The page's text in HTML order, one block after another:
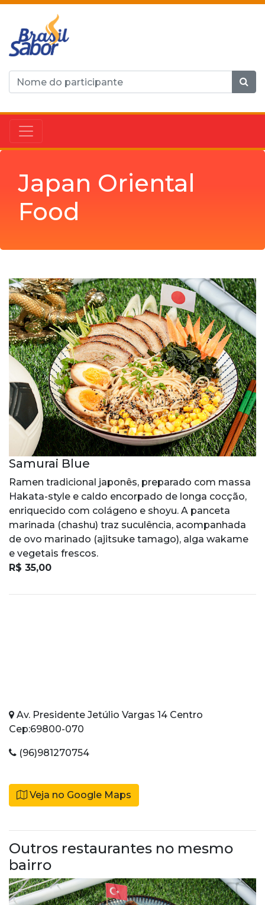
Japan Oriental
Food
Samurai Blue
Ramen tradicional japonês, preparado com massa
Hakata-style e caldo encorpado de longa cocção,
enriquecido com colágeno e shoyu. A panceta
marinada (chashu) traz suculência, acompanhada
de ovo marinado (ajitsuke tamago), alga wakame
e vegetais frescos.
R$ 35,00
Av. Presidente Jetúlio Vargas 14 Centro
Cep:69800-070
(96)981270754
Veja no Google Maps
Outros restaurantes no mesmo
bairro